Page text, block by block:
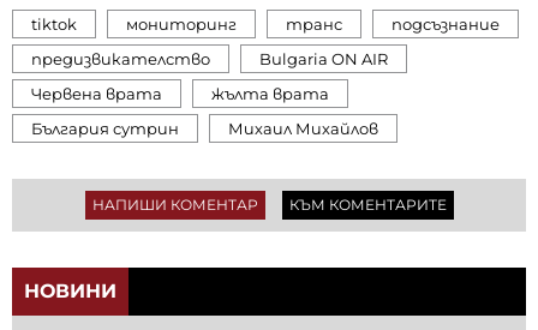
tiktok мониторинг транс
подсъзнание
предизвикателство
Bulgaria ON AIR
Червена врата
жълта врата
България сутрин
Михаил Михайлов
НАПИШИ КОМЕНТАР КЪМ КОМЕНТАРИТЕ
НОВИНИ